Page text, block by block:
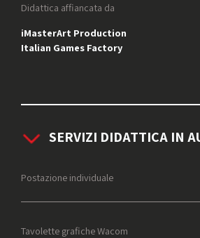
Didattica affiancata da
iMasterArt Production
Italian Games Factory
SERVIZI DIDATTICA IN
Postazione individuale
Tavolette grafiche Wacom